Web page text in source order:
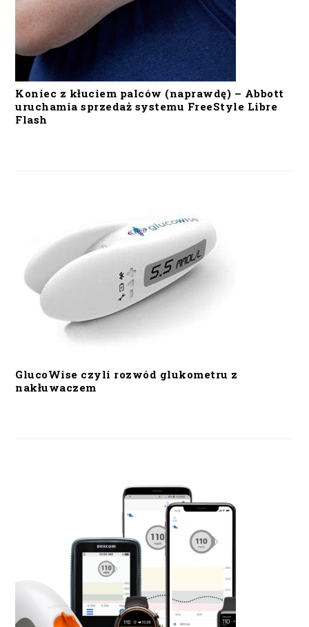
Koniec z kłuciem palców (naprawdę) – Abbott
uruchamia sprzedaż systemu FreeStyle Libre
Flash
GlucoWise czyli rozwód glukometru z
nakłuwaczem